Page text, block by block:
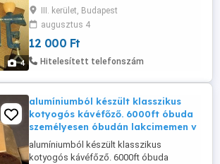
4
narancsot vagy citromot természetesen
kipróbálható és fizetés után el is
fogyasztható 36 20 949 1288 36 50 104
8272 posta kizárolag előre fizetés után
+2000ft
III. kerület, Budapest
augusztus 4
12 000 Ft
Hitelesített telefonszám
alumíniumból készült klasszikus
kotyogós kávéfőző. 6000ft óbuda
személyesen óbudán lakcimemen v
alumíniumból készült klasszikus
kotyogós kávéfőző. 6000ft óbuda